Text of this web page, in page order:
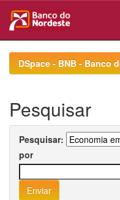
navigationDSpace - BNB - Banco
Pesquisar
Pesquisar:
por